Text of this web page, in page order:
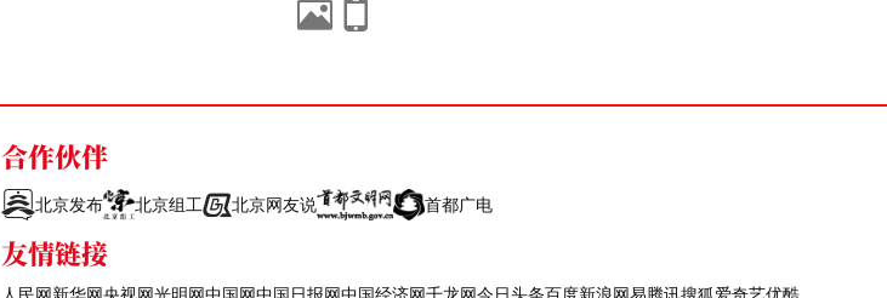
合作伙伴
北京发布 北京组工 北京网友说 首都广电
友情链接